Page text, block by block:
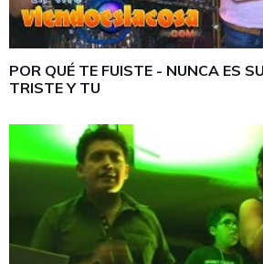
POR QUÉ TE FUISTE - NUNCA ES
TRISTE Y TU